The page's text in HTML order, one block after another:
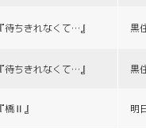
『待ちきれなくて…』 黒
『待ちきれなくて…』 黒
『橋Ⅱ』 明